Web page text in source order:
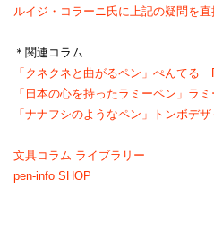
ルイジ・コラーニ氏に上記の疑問を直
＊関連コラム
「クネクネと曲がるペン」ぺんてる
「日本の心を持ったラミーペン」ラ
「ナナフシのようなペン」トンボデ
文具コラム ライブラリー
pen-info SHOP